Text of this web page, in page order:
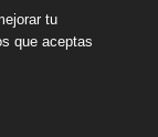
tu
que aceptas